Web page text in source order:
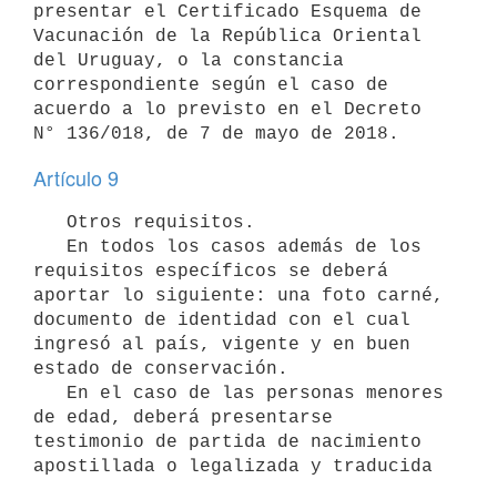
presentar el Certificado Esquema de
Vacunación de la República Oriental
del Uruguay, o la constancia
correspondiente según el caso de
acuerdo a lo previsto en el Decreto
Artículo 9
requisitos específicos se deberá
aportar lo siguiente: una foto carné,
documento de identidad con el cual
ingresó al país, vigente y en buen
estado de conservación.
de edad, deberá presentarse
testimonio de partida de nacimiento
apostillada o legalizada y traducida